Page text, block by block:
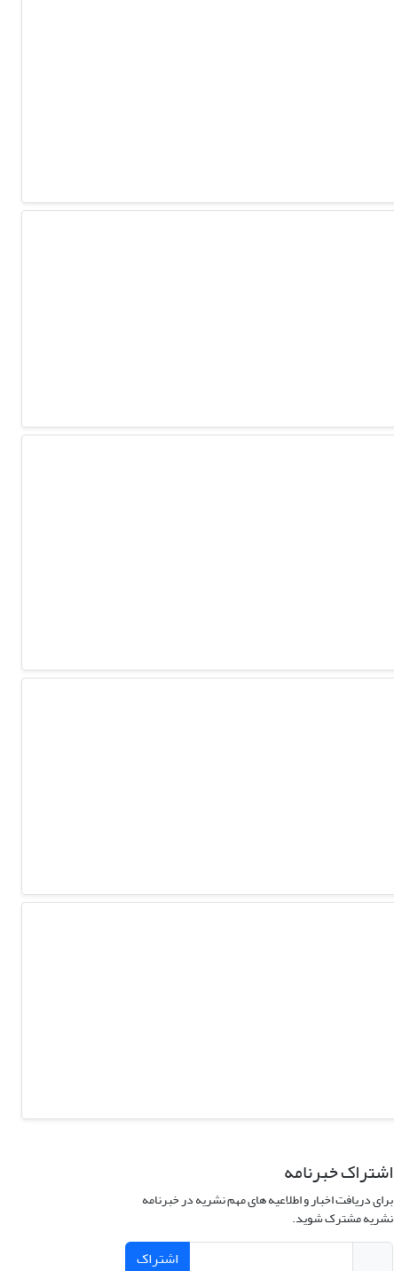
اشتراک خبرنامه
برای دریافت اخبار و اطلاعیه های مهم نشریه در خبرنامه
نشریه مشترک شوید.
اشتراک